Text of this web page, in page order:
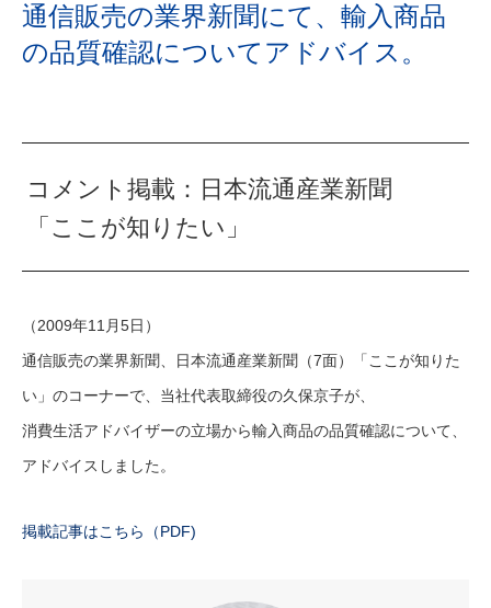
通信販売の業界新聞にて、輸入商品
の品質確認についてアドバイス。
コメント掲載：日本流通産業新聞
「ここが知りたい」
（2009年11月5日）
通信販売の業界新聞、日本流通産業新聞（7面）「ここが知りた
い」のコーナーで、当社代表取締役の久保京子が、
消費生活アドバイザーの立場から輸入商品の品質確認について、
アドバイスしました。
掲載記事はこちら（PDF)